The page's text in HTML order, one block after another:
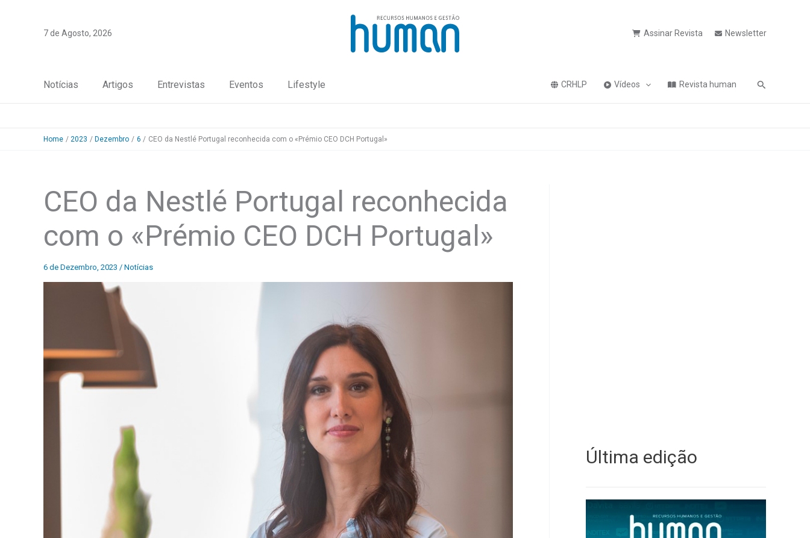
7 de Agosto, 2026 Assinar Revista Newsletter
Notícias Artigos Entrevistas Eventos Lifestyle CRHLP Vídeos Revista human Pesquisa
Home 2023 Dezembro 6 CEO da Nestlé Portugal reconhecida com o «Prémio CEO DCH Portugal»
CEO da Nestlé Portugal reconhecida
com o «Prémio CEO DCH Portugal»
6 de Dezembro, 2023 / Notícias
Última edição